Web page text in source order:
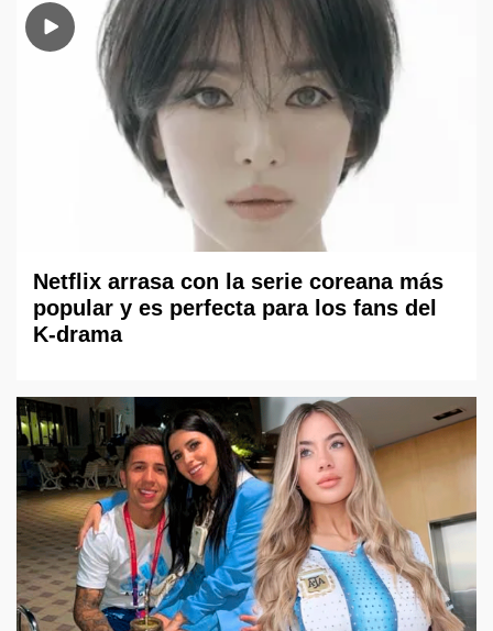
Netflix arrasa con la serie coreana más
popular y es perfecta para los fans del
K-drama